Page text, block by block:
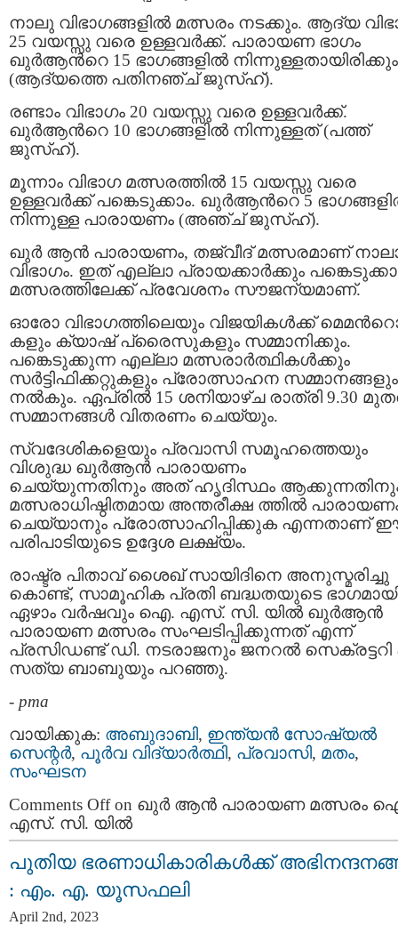
നാലു വിഭാഗങ്ങളില്‍ മത്സരം നടക്കും. ആദ്യ
25 വയസ്സു വരെ ഉള്ളവര്‍ക്ക്. പാരായണ ഭാഗം
ഖുര്‍ആന്‍റെ 15 ഭാഗങ്ങളില്‍ നിന്നുള്ളതായിരിക്കും
(ആദ്യത്തെ പതിനഞ്ച് ജുസ്ഹ്).
രണ്ടാം വിഭാഗം 20 വയസ്സു വരെ ഉള്ളവര്‍ക്ക്.
ഖുര്‍ആന്‍റെ 10 ഭാഗങ്ങളില്‍ നിന്നുള്ളത് (പത്ത്
ജുസ്ഹ്).
മൂന്നാം വിഭാഗ മത്സരത്തില്‍ 15 വയസ്സു വരെ
ഉള്ളവര്‍ക്ക് പങ്കെടുക്കാം. ഖുര്‍ആന്‍റെ 5
നിന്നുള്ള പാരായണം (അഞ്ച് ജുസ്ഹ്).
ഖുര്‍ ആന്‍ പാരായണം, തജ്വീദ് മത്സരമാണ്
വിഭാഗം. ഇത് എല്ലാ പ്രായക്കാര്‍ക്കും
മത്സരത്തിലേക്ക് പ്രവേശനം സൗജന്യമാണ്.
ഓരോ വിഭാഗത്തിലെയും വിജയികള്‍ക്ക്
കളും ക്യാഷ് പ്രൈസുകളും സമ്മാനിക്കും.
പങ്കെടുക്കുന്ന എല്ലാ മത്സരാര്‍ത്ഥികള്‍ക്കും
സര്‍ട്ടിഫിക്കറ്റുകളും പ്രോത്സാഹന സമ്മാനങ്ങളും
നല്‍കും. ഏപ്രില്‍ 15 ശനിയാഴ്ച രാത്രി 9.30
സമ്മാനങ്ങള്‍ വിതരണം ചെയ്യും.
സ്വദേശികളെയും പ്രവാസി സമൂഹത്തെയും
വിശുദ്ധ ഖുര്‍ആന്‍ പാരായണം
ചെയ്യുന്നതിനും അത് ഹൃദിസ്ഥം
മത്സരാധിഷ്ഠിതമായ അന്തരീക്ഷ ത്തില്‍
ചെയ്യാനും പ്രോത്സാഹിപ്പിക്കുക എന്നതാണ്
പരിപാടിയുടെ ഉദ്ദേശ ലക്ഷ്യം.
രാഷ്ട്ര പിതാവ് ശൈഖ് സായിദിനെ അനുസ്മരിച്ചു
കൊണ്ട്, സാമൂഹിക പ്രതി ബദ്ധതയുടെ
ഏഴാം വര്‍ഷവും ഐ. എസ്. സി. യില്‍ ഖുര്‍ആന്‍
പാരായണ മത്സരം സംഘടിപ്പിക്കുന്നത് എന്ന്
പ്രസിഡണ്ട് ഡി. നടരാജനും ജനറല്‍ സെക്രട്ടറി
സത്യ ബാബുയും പറഞ്ഞു.
- pma
വായിക്കുക: അബുദാബി, ഇന്ത്യന്‍ സോഷ്യല്‍
സെന്റര്‍, പൂര്‍വ വിദ്യാര്‍ത്ഥി, പ്രവാസി, മതം,
സംഘടന
Comments Offon ഖുര്‍ ആന്‍ പാരായണ മത്സരം
എസ്. സി. യില്‍
പുതിയ ഭരണാധികാരികള്‍ക്ക്
: എം. എ. യൂസഫലി
April 2nd, 2023